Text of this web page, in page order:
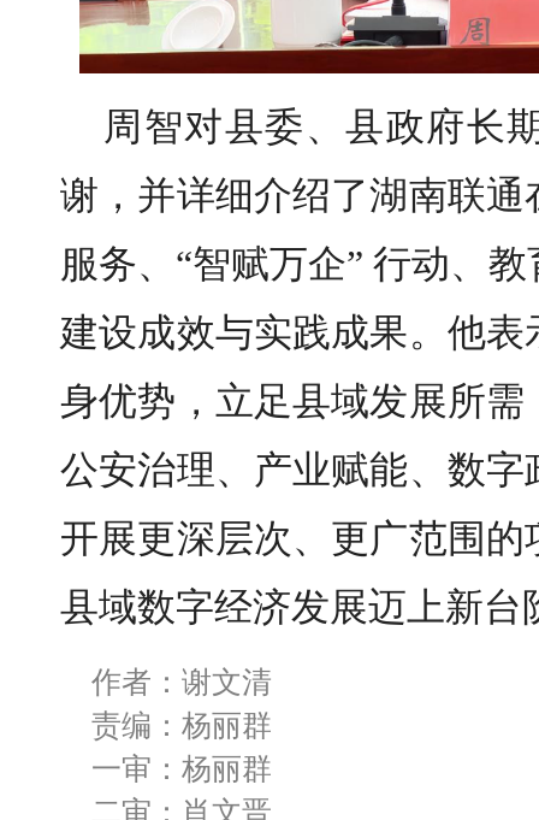
周智对县委、县政府长
谢，并详细介绍了湖南联
服务、“智赋万企” 行动、
建设成效与实践成果。他
身优势，立足县域发展所
公安治理、产业赋能、数
开展更深层次、更广范围
县域数字经济发展迈上新台
作者：谢文清
责编：杨丽群
一审：杨丽群
二审：肖文晋